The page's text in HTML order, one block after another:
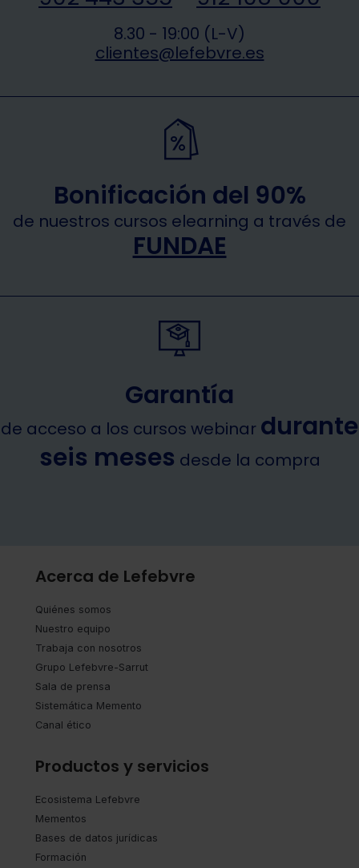
8.30 - 19:00 (L-V)
clientes@lefebvre.es
Bonificación del 90%
de nuestros cursos elearning a través de
FUNDAE
Garantía
de acceso a los cursos webinar durante
seis meses desde la compra
Acerca de Lefebvre
Quiénes somos
Nuestro equipo
Trabaja con nosotros
Grupo Lefebvre-Sarrut
Sala de prensa
Sistemática Memento
Canal ético
Productos y servicios
Ecosistema Lefebvre
Mementos
Bases de datos jurídicas
Formación